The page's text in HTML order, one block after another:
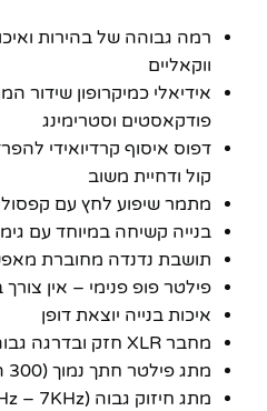
רמה גבוהה של בהירות
ווקאליים
אידיאלי כמיקרופון שידור
פודקאסטים וסטרימינג
דפוס איסוף קרדיואידי
קול ודחיית משוב
מתמר שיפוע לחץ עם
בנייה קשיחה במיוחד עם
תושבת נדנדה מחוברת
פילטר פופ פנימי – אין צורך
איכות בנייה יוצאת דופן
מחבר XLR חזק ובדרגה גבוהה בחלק האחורי
מתג פילטר חתך נמוך (300 הרץ)
מתג חיזוק גבוה (1KHz – 7KHz)